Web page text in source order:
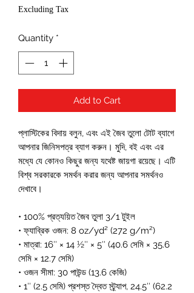
Excluding Tax
Quantity *
Add to Cart
প্লাস্টিকের বিদায় বলুন, এবং এই জৈব তুলো টোট ব্যাগে
আপনার জিনিসপত্র ব্যাগ করুন। মুদি, বই এবং এর
মধ্যে যে কোনও কিছুর জন্য যথেষ্ট জায়গা রয়েছে। এটি
বিশ্ব সরকারকে সমর্থন করার জন্য আপনার সমর্থনও
দেখাবে।
• 100% প্রত্যয়িত জৈব তুলা 3/1 টুইল
• ফ্যাব্রিক ওজন: 8 oz/yd² (272 g/m²)
• মাত্রা: 16″ × 14 ½″ × 5″ (40.6 সেমি × 35.6
সেমি × 12.7 সেমি)
• ওজন সীমা: 30 পাউন্ড (13.6 কেজি)
• 1″ (2.5 সেমি) প্রশস্ত দ্বৈত স্ট্র্যাপ, 24.5″ (62.2